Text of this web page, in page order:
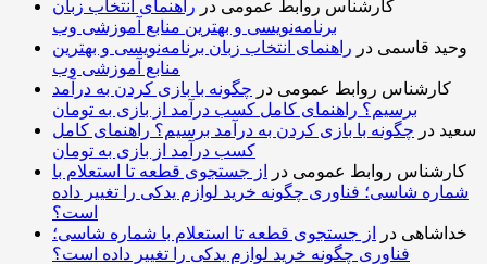
کارشناس روابط عمومی در راهنمای انتخاب زبان
برنامه‌نویسی و بهترین منابع آموزشی وب
وحید قاسمی در راهنمای انتخاب زبان برنامه‌نویسی و بهترین
منابع آموزشی وب
کارشناس روابط عمومی در چگونه با بازی کردن به درآمد
برسیم؟ راهنمای کامل کسب درآمد از بازی به تومان
سعید در چگونه با بازی کردن به درآمد برسیم؟ راهنمای کامل
کسب درآمد از بازی به تومان
کارشناس روابط عمومی در
از جستجوی قطعه تا استعلام با
شماره شاسی؛ فناوری چگونه خرید لوازم یدکی را تغییر داده
است؟
خداشاهی در
از جستجوی قطعه تا استعلام با شماره شاسی؛
فناوری چگونه خرید لوازم یدکی را تغییر داده است؟